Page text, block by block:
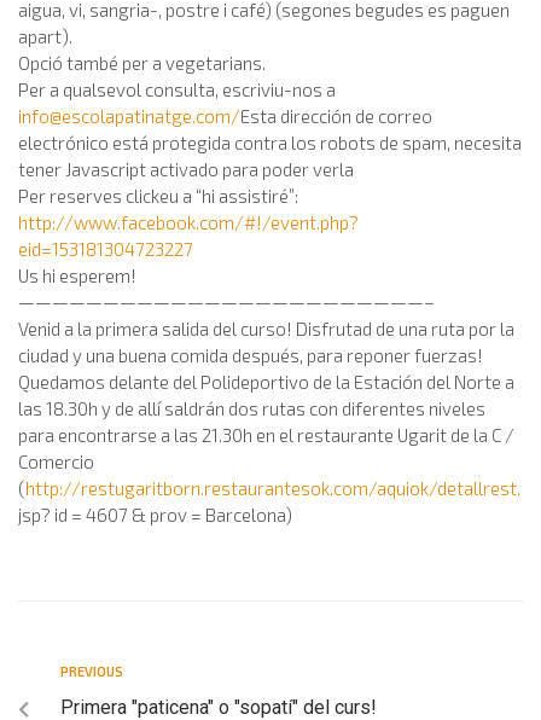
aigua, vi, sangria-, postre i café) (segones begudes es paguen
apart).
Opció també per a vegetarians.
Per a qualsevol consulta, escriviu-nos a
info@escolapatinatge.com/Esta dirección de correo
electrónico está protegida contra los robots de spam, necesita
tener Javascript activado para poder verla
Per reserves clickeu a “hi assistiré”:
http://www.facebook.com/#!/event.php?
eid=153181304723227
Us hi esperem!
————————————————————————–
Venid a la primera salida del curso! Disfrutad de una ruta por la
ciudad y una buena comida después, para reponer fuerzas!
Quedamos delante del Polideportivo de la Estación del Norte a
las 18.30h y de allí saldrán dos rutas con diferentes niveles
para encontrarse a las 21.30h en el restaurante Ugarit de la C /
Comercio
(http://restugaritborn.restaurantesok.com/aquiok/detallrest.
jsp? id = 4607 & prov = Barcelona)
PREVIOUS
Primera "paticena" o "sopatí" del curs!